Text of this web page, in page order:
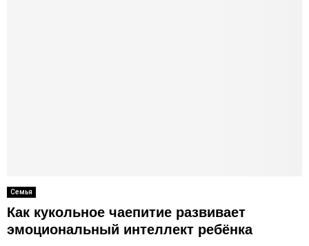
Семья
Как кукольное чаепитие развивает
эмоциональный интеллект ребёнка